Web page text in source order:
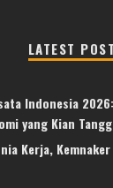
LATEST POST
Indonesia
yang Kian
Kerja,